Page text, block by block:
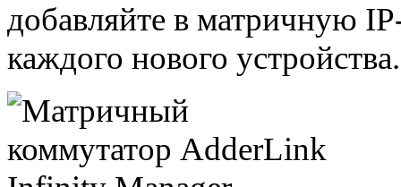
добавляйте в матричную
каждого нового устройства.